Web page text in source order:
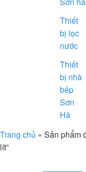
Trang chủ » Sản phẩm
lít”
Thiết
bị lọc
nước
Thiết
bị nhà
bếp
Sơn
Hà